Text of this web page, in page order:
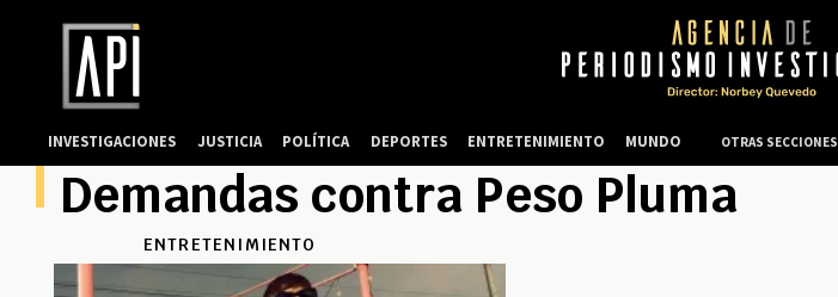
Demandas contra Peso Pluma
ENTRETENIMIENTO
INVESTIGACIONES JUSTICIA POLÍTICA DEPORTES ENTRETENIMIENTO MUNDO OTRAS SECCIONES